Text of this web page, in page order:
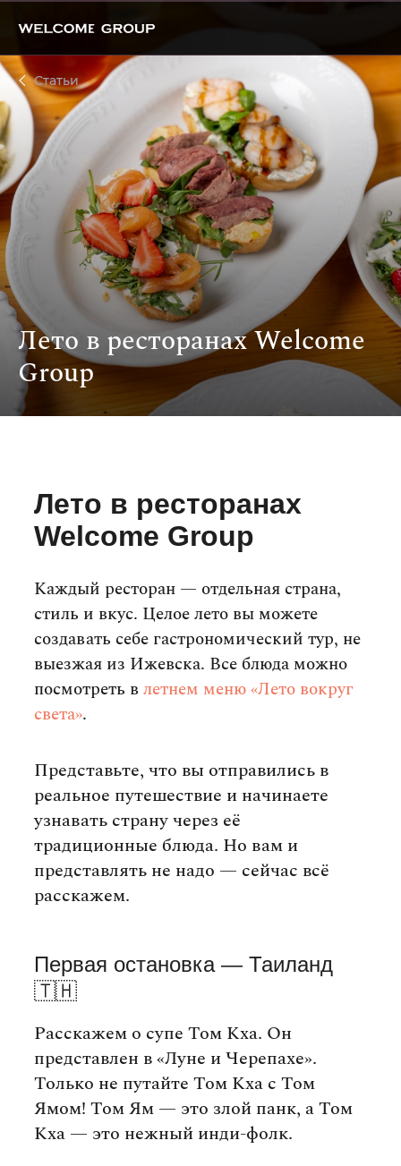
Статьи
Лето в ресторанах Welcome
Group
Лето в ресторанах
Welcome Group
Каждый ресторан — отдельная страна,
стиль и вкус. Целое лето вы можете
создавать себе гастрономический тур, не
выезжая из Ижевска. Все блюда можно
посмотреть влетнем меню «Лето вокруг
света».
Представьте, что вы отправились в
реальное путешествие и начинаете
узнавать страну через её
традиционные блюда. Но вам и
представлять не надо — сейчас всё
расскажем.
Первая остановка — Таиланд
🇹🇭
Расскажем о супе Том Кха. Он
представлен в «Луне и Черепахе».
Только не путайте Том Кха с Том
Ямом! Том Ям — это злой панк, а Том
Кха — это нежный инди-фолк.